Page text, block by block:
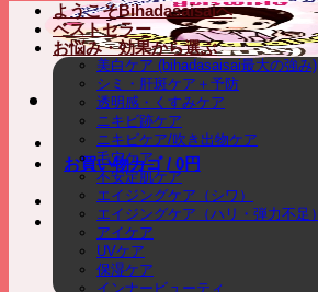
お買い物カゴ / 0円
ようこそBihadasaisaiへ
ベストセラー
お悩み・効果から選ぶ
美白ケア (bihadasaisai最大の強み)
シミ・肝斑ケア＋予防
透明感・くすみケア
ニキビ跡ケア
ニキビケア/吹き出物ケア
毛穴ケア
不安定肌ケア
エイジングケア（シワ）
エイジングケア（ハリ・弾力不足）
アイケア
UVケア
保湿ケア
インナービューティ